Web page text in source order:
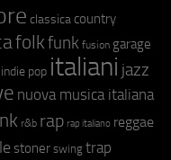
classica country
folkfunk fusion garage
indie pop italiani jazz
nuova musica italiana
r&b rap rap italiano reggae
stoner swing trap